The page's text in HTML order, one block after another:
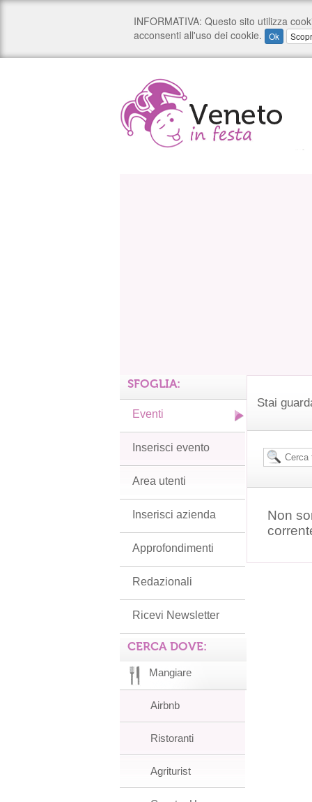
Stai
Non
SFOGLIA:
Eventi
Inserisci evento
Area utenti
Inserisci azienda
Approfondimenti
Redazionali
Ricevi Newsletter
CERCA DOVE:
Mangiare
Airbnb
Ristoranti
Agriturist